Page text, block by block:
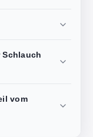
vom